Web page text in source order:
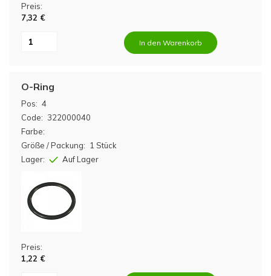
Preis:
7,32 €
In den Warenkorb
Pos: 4
Code: 322000040
O-Ring
Farbe:
Größe / Packung:
1 Stück
Lager:
Auf Lager
Preis:
1,22 €